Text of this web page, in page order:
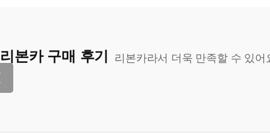
리본카 구매 후기 리본카라서 더욱 만족할 수 있어